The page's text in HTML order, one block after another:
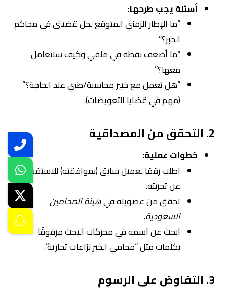
أسئلة يجب طرحها:
“ما الإطار الزمني المتوقع لحل قضيتي في محاكم
الخبر؟”
“ما أضعف نقطة في ملفي وكيف ستتعامل
معها؟”
“هل تعمل مع خبير محاسبة/طبي عند الحاجة؟”
(مهم في قضايا التعويضات).
2. التحقق من المصداقية
خطوات عملية:
اطلب رقمًا لعميل سابق (بموافقته) للاستفسار
عن تجربته.
تحقق من عضويته فيهيئة المحامين
السعودية.
ابحث عن اسمه في محركات البحث مرفوقًا
بكلمات مثل “محامي الخبر نزاعات تجارية”.
3. التفاوض على الرسوم